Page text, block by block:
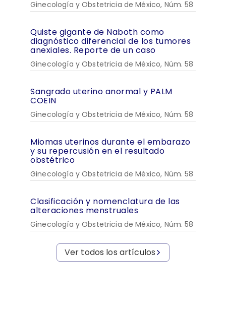
Ginecología y Obstetricia de México, Núm. 58
Quiste gigante de Naboth como
diagnóstico diferencial de los tumores
anexiales. Reporte de un caso
Ginecología y Obstetricia de México, Núm. 58
Sangrado uterino anormal y PALM
COEIN
Ginecología y Obstetricia de México, Núm. 58
Miomas uterinos durante el embarazo
y su repercusión en el resultado
obstétrico
Ginecología y Obstetricia de México, Núm. 58
Clasificación y nomenclatura de las
alteraciones menstruales
Ginecología y Obstetricia de México, Núm. 58
Ver todos los artículos